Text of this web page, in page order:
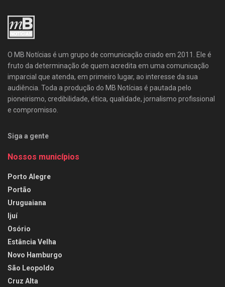
O MB Notícias é um grupo de comunicação criado em 2011. Ele é
fruto da determinação de quem acredita em uma comunicação
imparcial que atenda, em primeiro lugar, ao interesse da sua
audiência. Toda a produção do MB Notícias é pautada pelo
pioneirismo, credibilidade, ética, qualidade, jornalismo profissional
e compromisso.
Siga a gente
Nossos municípios
Porto Alegre
Portão
Uruguaiana
Ijuí
Osório
Estância Velha
Novo Hamburgo
São Leopoldo
Cruz Alta